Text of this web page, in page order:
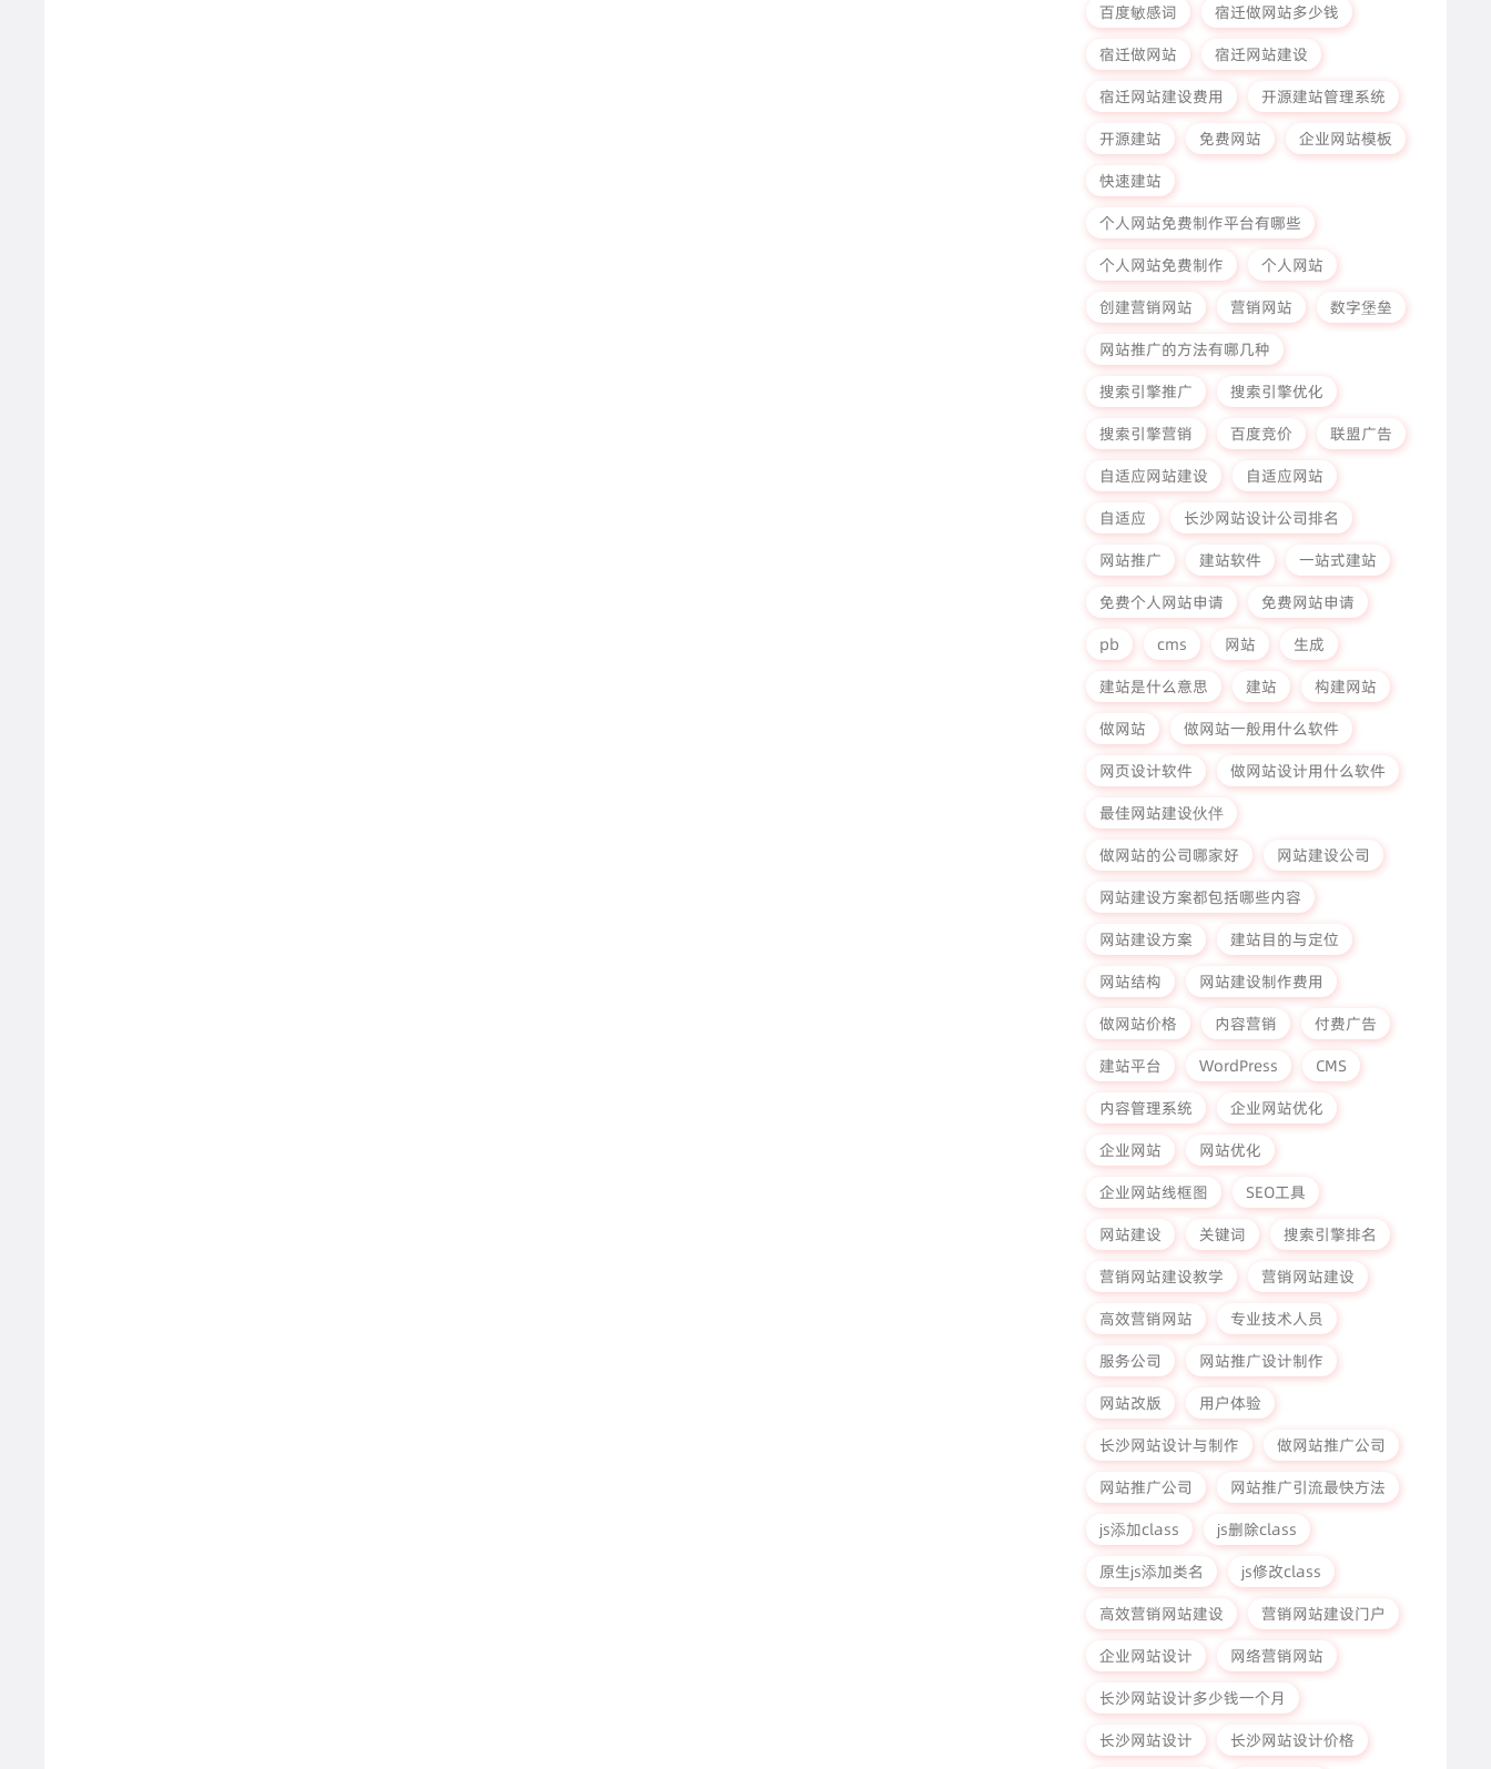
百度敏感词
宿迁做网站多少钱
宿迁做网站
宿迁网站建设
宿迁网站建设费用
开源建站管理系统
开源建站
免费网站
企业网站模板
快速建站
个人网站免费制作平台有哪些
个人网站免费制作
个人网站
创建营销网站
营销网站
数字堡垒
网站推广的方法有哪几种
搜索引擎推广
搜索引擎优化
搜索引擎营销
百度竞价
联盟广告
自适应网站建设
自适应网站
自适应
长沙网站设计公司排名
网站推广
建站软件
一站式建站
免费个人网站申请
免费网站申请
pb
cms 网站
生成
建站是什么意思
建站
构建网站
做网站
做网站一般用什么软件
网页设计软件
做网站设计用什么软件
最佳网站建设伙伴
做网站的公司哪家好
网站建设公司
网站建设方案都包括哪些内容
网站建设方案
建站目的与定位
网站结构
网站建设制作费用
做网站价格
内容营销
付费广告
建站平台
WordPress
CMS
内容管理系统
企业网站优化
企业网站
网站优化
企业网站线框图
SEO工具
网站建设
关键词
搜索引擎排名
营销网站建设教学
营销网站建设
高效营销网站
专业技术人员
服务公司
网站推广设计制作
网站改版
用户体验
长沙网站设计与制作
做网站推广公司
网站推广公司
网站推广引流最快方法
js添加class
js删除class
原生js添加类名
js修改class
高效营销网站建设
营销网站建设门户
企业网站设计
网络营销网站
长沙网站设计多少钱一个月
长沙网站设计
长沙网站设计价格